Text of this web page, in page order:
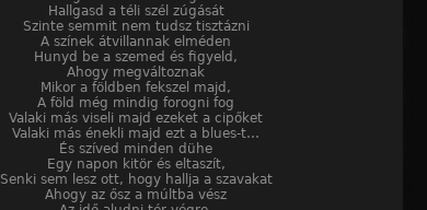
Hallgasd a téli szél zúgását
Szinte semmit nem tudsz tisztázni
A színek átvillannak elméden
Hunyd be a szemed és figyeld,
Ahogy megváltoznak
Mikor a földben fekszel majd,
A föld még mindig forogni fog
Valaki más viseli majd ezeket a cipőket
Valaki más énekli majd ezt a blues-t…
És szíved minden dühe
Egy napon kitör és eltaszít,
Senki sem lesz ott, hogy hallja a szavakat
Ahogy az ősz a múltba vész